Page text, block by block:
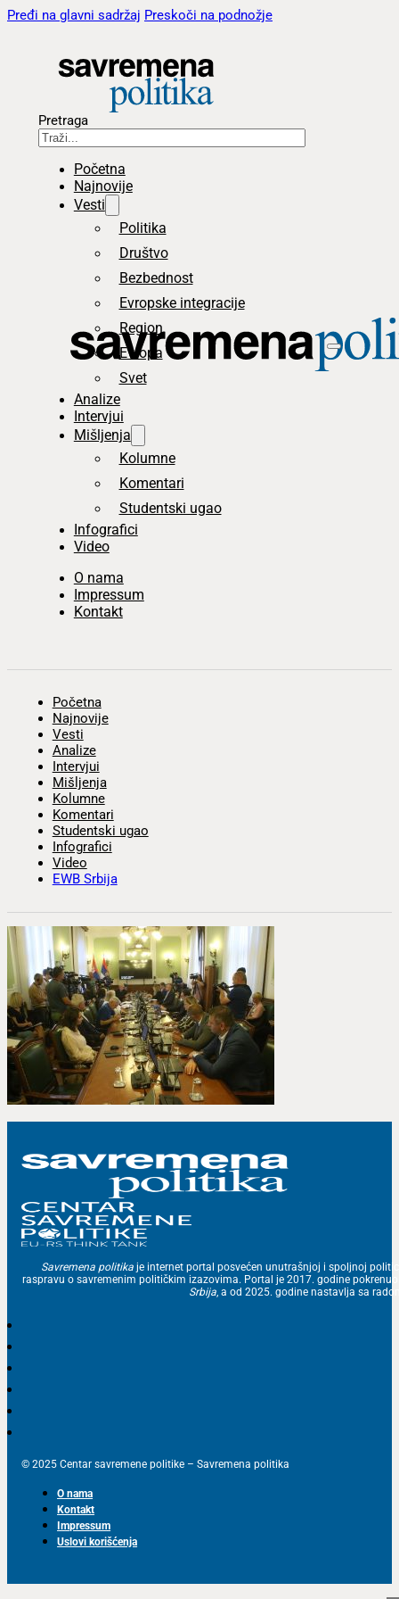
Pređi na glavni sadržaj Preskoči na podnožje
Pretraga
Početna
Najnovije
Vesti
Politika
Društvo
Bezbednost
Evropske integracije
Region
Evropa
Svet
Analize
Intervjui
Mišljenja
Kolumne
Komentari
Studentski ugao
Infografici
Video
O nama
Impressum
Kontakt
Početna
Najnovije
Vesti
Analize
Intervjui
Mišljenja
Kolumne
Komentari
Studentski ugao
Infografici
Video
EWB Srbija
Savremena politika je internet portal posvećen unutrašnjoj i spoljnoj
raspravu o savremenim političkim izazovima. Portal je 2017. godine
Srbija, a od 2025. godine nastavlja sa
© 2025 Centar savremene politike – Savremena politika
O nama
Kontakt
Impressum
Uslovi korišćenja